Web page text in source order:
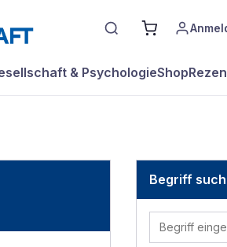
& PsychologieShop
Begriff